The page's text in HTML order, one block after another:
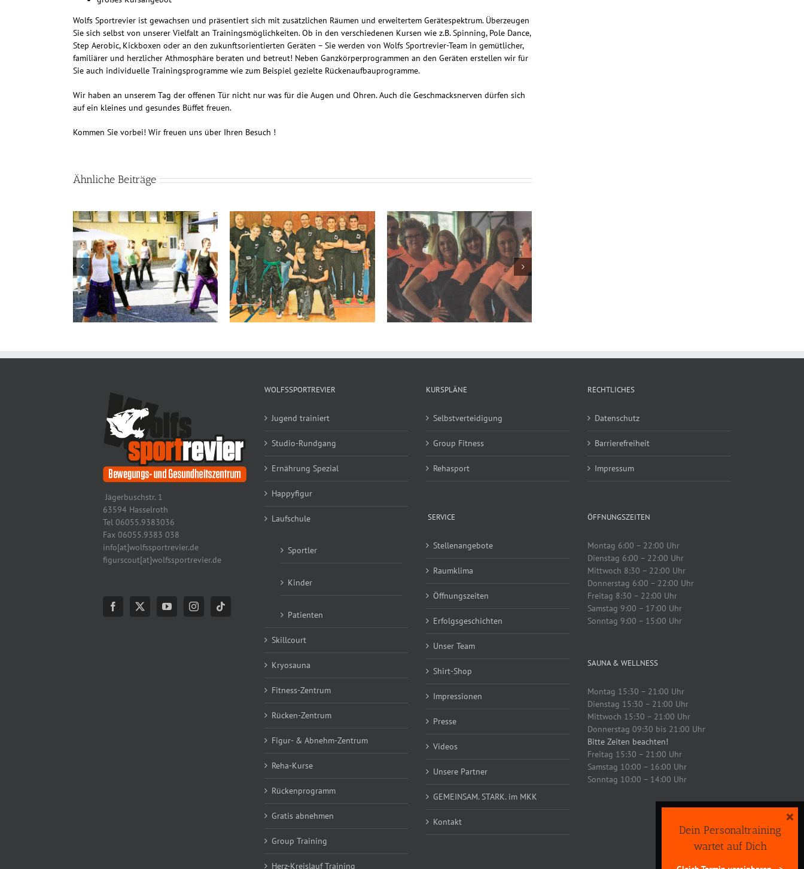
Wolfs Sportrevier ist gewachsen und präsentiert sich mit zusätzlichen Räumen und erweitertem Gerätespektrum. Überzeugen
Sie sich selbst von unserer Vielfalt an Trainingsmöglichkeiten. Ob in den verschiedenen Kursen wie z.B. Spinning, Pole Dance,
Step Aerobic, Kickboxen oder an den zukunftsorientierten Geräten – Sie werden von Wolfs Sportrevier-Team in gemütlicher,
familiärer und herzlicher Athmosphäre beraten und betreut! Neben Ganzkörperprogrammen an den Geräten erstellen wir für
Sie auch individuelle Trainingsprogramme wie zum Beispiel gezielte Rückenaufbauprogramme.
Wir haben an unserem Tag der offenen Tür nicht nur was für die Augen und Ohren. Auch die Geschmacksnerven dürfen sich
auf ein kleines und gesundes Büffet freuen.
Kommen Sie vorbei! Wir freuen uns über Ihren Besuch !
Ähnliche Beiträge
„Wölfe“ glänzen mit bissigem
Auftritt
Fit bleiben oder werden Ohne Tortur zur Traumfigur
Jägerbuschstr. 1
63594 Hasselroth
Tel 06055.9383036
Fax 06055.9383 038
info[at]wolfssportrevier.de
figurscout[at]wolfssportrevier.de
WOLFSSPORTREVIER
Jugend trainiert
Studio-Rundgang
Ernährung Spezial
Happyfigur
Laufschule
Sportler
Kinder
Patienten
Skillcourt
Kryosauna
Fitness-Zentrum
Rücken-Zentrum
Figur- & Abnehm-Zentrum
Reha-Kurse
Rückenprogramm
Gratis abnehmen
Group Training
Herz-Kreislauf Training
KURSPLÄNE
Selbstverteidigung
Group Fitness
Rehasport
SERVICE
Stellenangebote
Raumklima
Öffnungszeiten
Erfolgsgeschichten
Unser Team
Shirt-Shop
Impressionen
Presse
Videos
Unsere Partner
GEMEINSAM. STARK. im MKK
Kontakt
RECHTLICHES
Datenschutz
Barrierefreiheit
Impressum
ÖFFNUNGSZEITEN
Montag 6:00 – 22:00 Uhr
Dienstag 6:00 – 22:00 Uhr
Mittwoch 8:30 – 22:00 Uhr
Donnerstag 6:00 – 22:00 Uhr
Freitag 8:30 – 22:00 Uhr
Samstag 9:00 – 17:00 Uhr
Sonntag 9:00 – 15:00 Uhr
SAUNA & WELLNESS
Montag 15:30 – 21:00 Uhr
Dienstag 15:30 – 21:00 Uhr
Mittwoch 15:30 – 21:00 Uhr
Donnerstag 09:30 bis 21:00 Uhr
Bitte Zeiten beachten!
Freitag 15:30 – 21:00 Uhr
Samstag 10:00 – 16:00 Uhr
Sonntag 10:00 – 14:00 Uhr
Dein Personaltraining
wartet auf Dich
×